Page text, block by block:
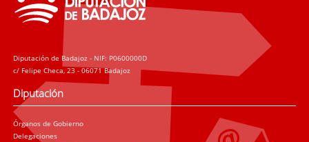
Diputación de Badajoz - NIF: P0600000D
c/ Felipe Checa, 23 - 06071 Badajoz
Diputación
Órganos de Gobierno
Delegaciones